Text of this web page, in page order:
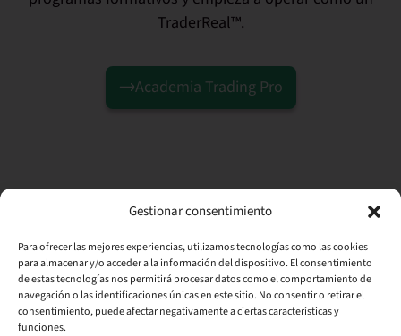
Gestionar consentimiento
Para ofrecer las mejores experiencias, utilizamos tecnologías como las cookies
para almacenar y/o acceder a la información del dispositivo. El consentimiento
de estas tecnologías nos permitirá procesar datos como el comportamiento de
navegación o las identificaciones únicas en este sitio. No consentir o retirar el
consentimiento, puede afectar negativamente a ciertas características y
funciones.
TraderReal™.
Academia Trading Pro
Artículos relacionados